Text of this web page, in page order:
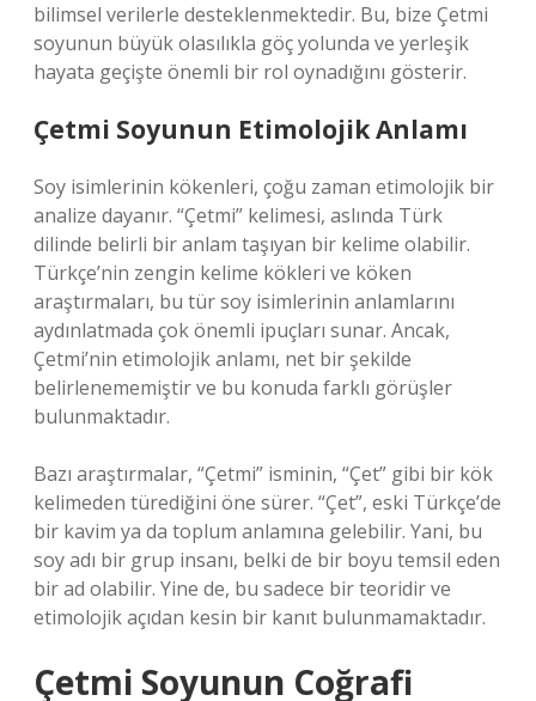
bilimsel verilerle desteklenmektedir. Bu, bize Çetmi
soyunun büyük olasılıkla göç yolunda ve yerleşik
hayata geçişte önemli bir rol oynadığını gösterir.
Çetmi Soyunun Etimolojik Anlamı
Soy isimlerinin kökenleri, çoğu zaman etimolojik bir
analize dayanır. “Çetmi” kelimesi, aslında Türk
dilinde belirli bir anlam taşıyan bir kelime olabilir.
Türkçe’nin zengin kelime kökleri ve köken
araştırmaları, bu tür soy isimlerinin anlamlarını
aydınlatmada çok önemli ipuçları sunar. Ancak,
Çetmi’nin etimolojik anlamı, net bir şekilde
belirlenememiştir ve bu konuda farklı görüşler
bulunmaktadır.
Bazı araştırmalar, “Çetmi” isminin, “Çet” gibi bir kök
kelimeden türediğini öne sürer. “Çet”, eski Türkçe’de
bir kavim ya da toplum anlamına gelebilir. Yani, bu
soy adı bir grup insanı, belki de bir boyu temsil eden
bir ad olabilir. Yine de, bu sadece bir teoridir ve
etimolojik açıdan kesin bir kanıt bulunmamaktadır.
Çetmi Soyunun Coğrafi